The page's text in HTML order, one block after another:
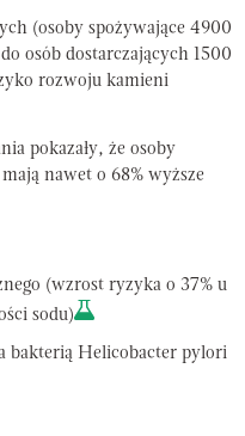
(osoby spożywające 4900
osób dostarczających 1500
rozwoju kamieni
pokazały, że osoby
nawet o 68% wyższe
(wzrost ryzyka o 37% u
sodu)
bakterią Helicobacter pylori